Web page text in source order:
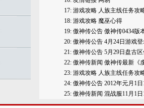
17: 游戏攻略 人族主线任务攻
18: 游戏攻略 魔巫心得
19: 傲神传公告 傲神传0434版
20: 傲神传公告 4月24日游戏
21: 傲神传公告 5月29日盘古
22: 傲神传新闻 傲神传最新《
23: 游戏攻略 人族主线任务攻
24: 傲神传公告 2012年元月1
25: 傲神传新闻 混战服11月1